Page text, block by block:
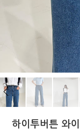
하이투버튼 와